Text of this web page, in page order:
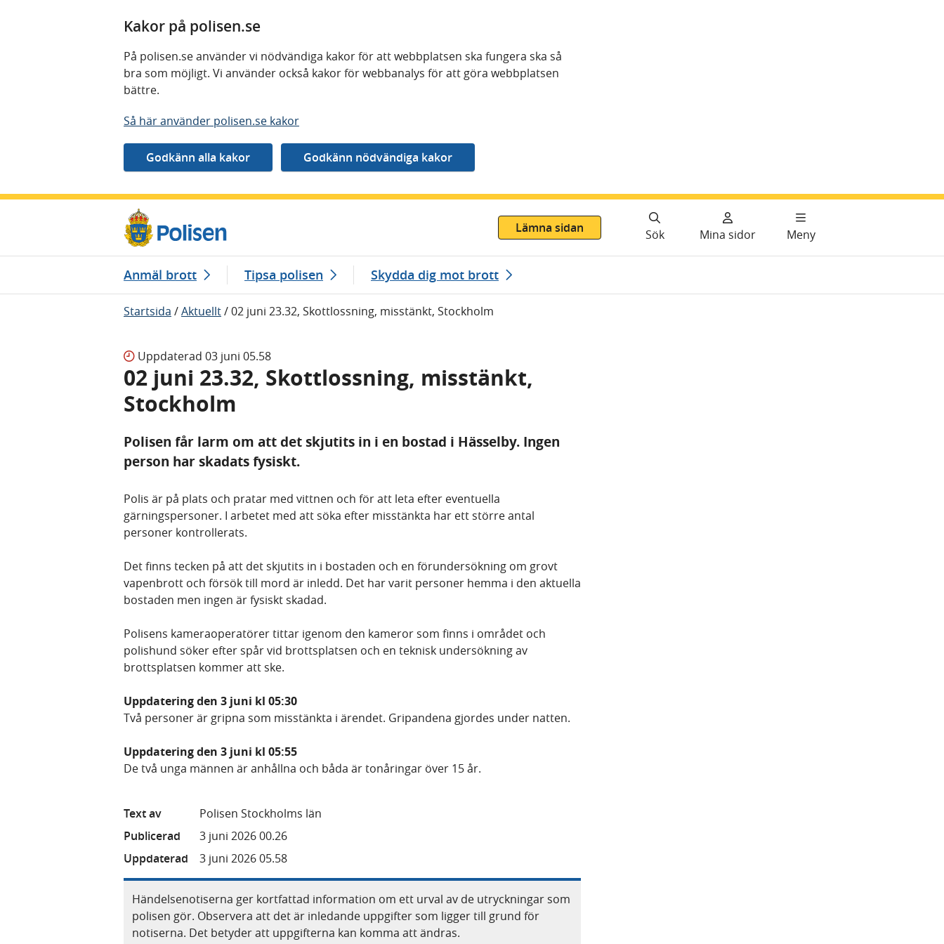
Kakor på polisen.se
På polisen.se använder vi nödvändiga kakor för att webbplatsen ska fungera ska så
bra som möjligt. Vi använder också kakor för webbanalys för att göra webbplatsen
bättre.
Så här använder polisen.se kakor
Lämna sidan
Sök Mina sidor Meny
Anmäl brott Tipsa polisen Skydda dig mot brott
Startsida /Aktuellt/02 juni 23.32, Skottlossning, misstänkt, Stockholm
Uppdaterad 03 juni 05.58
02 juni 23.32, Skottlossning, misstänkt,
Stockholm
Polisen får larm om att det skjutits in i en bostad i Hässelby. Ingen
person har skadats fysiskt.
Polis är på plats och pratar med vittnen och för att leta efter eventuella
gärningspersoner. I arbetet med att söka efter misstänkta har ett större antal
personer kontrollerats.
Det finns tecken på att det skjutits in i bostaden och en förundersökning om grovt
vapenbrott och försök till mord är inledd. Det har varit personer hemma i den aktuella
bostaden men ingen är fysiskt skadad.
Polisens kameraoperatörer tittar igenom den kameror som finns i området och
polishund söker efter spår vid brottsplatsen och en teknisk undersökning av
brottsplatsen kommer att ske.
Uppdatering den 3 juni kl 05:30
Två personer är gripna som misstänkta i ärendet. Gripandena gjordes under natten.
Uppdatering den 3 juni kl 05:55
De två unga männen är anhållna och båda är tonåringar över 15 år.
Text av
Polisen Stockholms län
Publicerad
3 juni 2026 00.26
Uppdaterad
3 juni 2026 05.58
Händelsenotiserna ger kortfattad information om ett urval av de utryckningar som
polisen gör. Observera att det är inledande uppgifter som ligger till grund för
notiserna. Det betyder att uppgifterna kan komma att ändras.